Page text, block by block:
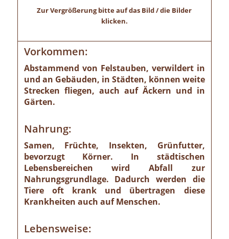
Zur Vergrößerung bitte auf das Bild / die Bilder
klicken.
Vorkommen:
Abstammend von Felstauben, verwildert in
und an Gebäuden, in Städten, können weite
Strecken fliegen, auch auf Äckern und in
Gärten.
Nahrung:
Samen, Früchte, Insekten, Grünfutter,
bevorzugt Körner. In städtischen
Lebensbereichen wird Abfall zur
Nahrungsgrundlage. Dadurch werden die
Tiere oft krank und übertragen diese
Krankheiten auch auf Menschen.
Lebensweise: